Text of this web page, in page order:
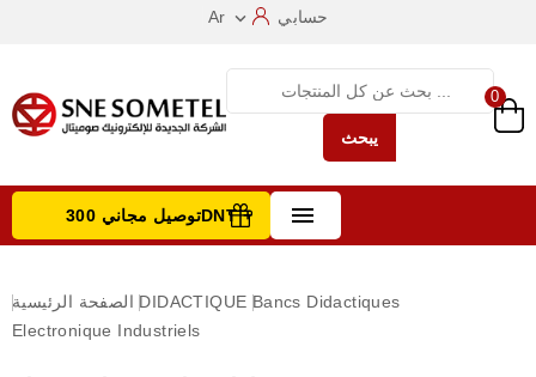
Ar  حسابي
يبحث
0
 توصيل مجاني 300DNT +
الصفحة الرئيسية DIDACTIQUE Bancs Didactiques
Electronique Industriels